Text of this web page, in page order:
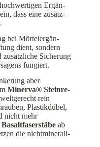
Ergän­
dass eine zusätz­
bei Mörtel­er­gän­
dient, sondern
Sicherung
fungiert.
aber
Minerva® Stein­re­
rein
Plastik­dübel,
nicht mehr
ab
die nicht­mi­ne­ra­li­